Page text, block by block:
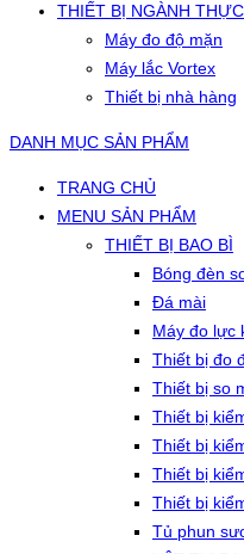
THIẾT BỊ NGÀNH
Máy đo độ mặn
Máy lắc Vortex
Thiết bị nhà hàng
DANH MỤC SẢN PHẨM
TRANG CHỦ
MENU SẢN PHẨM
THIẾT BỊ BAO BÌ
Bóng đèn
Đá mài
Máy đo lực
Thiết bị đo
Thiết bị so
Thiết bị
Thiết bị
Thiết bị
Thiết bị
Tủ phun